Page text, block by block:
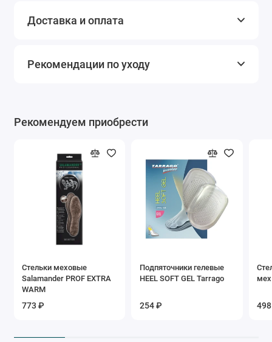
Доставка и оплата
Рекомендации по уходу
Рекомендуем приобрести
Стельки меховые
Salamander PROF EXTRA
WARM
773 ₽
Подпяточники гелевые
HEEL SOFT GEL Tarrago
254 ₽
мех